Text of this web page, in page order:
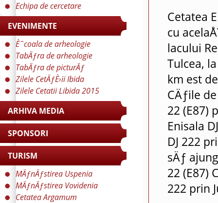
Cetatea
cu
lacului
Tulcea,
km est
CÄƒile
22 (E87)
Enisala
DJ 222
sÄƒ
22 (E87)
222 prin
Echipa de cercetare
EVENIMENTE
È˜coala de arheologie
TabÄƒra de arheologie
TabÄƒra de picturÄƒ
Zilele CetÄƒÈ›ii Ibida
Zilele Cetatii Libida 2015
ARHIVA MEDIA
SPONSORI
TURISM
MÄƒnÄƒstirea Uspenia
MÄƒnÄƒstirea Vovidenia
Cetatea Argamum